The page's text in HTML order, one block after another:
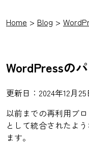
Home Blog
WordPressの
更新日：2024年12月
以前までの再利用ブ
として統合されたよ
ます。